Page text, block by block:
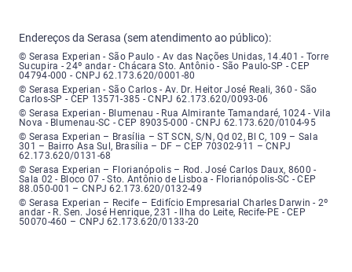
Endereços da Serasa (sem atendimento ao público):
Serasa Experian - São Paulo - Endereço: Avenida das Nações Unidas,
© Serasa Experian - São Paulo - Av das Nações Unidas, 14.401 - Torre
Sucupira - 24º andar - Chácara Sto. Antônio - São Paulo-SP - CEP
04794-000 - CNPJ 62.173.620/0001-80
Serasa Experian - São Carlos - Endereço: Avenida Doutor Heitor José
© Serasa Experian - São Carlos - Av. Dr. Heitor José Reali, 360 - São
Carlos-SP - CEP 13571-385 - CNPJ 62.173.620/0093-06
Serasa Experian - Blumenau - Endereço: Rua Almirante Tamandaré,
© Serasa Experian - Blumenau - Rua Almirante Tamandaré, 1024 - Vila
Nova - Blumenau-SC - CEP 89035-000 - CNPJ 62.173.620/0104-95
Serasa Experian - Brasília, Endereço: Setor Comercial Norte, sem
© Serasa Experian – Brasília – ST SCN, S/N, Qd 02, Bl C, 109 – Sala
301 – Bairro Asa Sul, Brasília – DF – CEP 70302-911 – CNPJ
62.173.620/0131-68
Serasa Experian - Florianópolis, Endereço: Rodovia José Carlos, número
© Serasa Experian – Florianópolis – Rod. José Carlos Daux, 8600 -
Sala 02 - Bloco 07 - Sto. Antônio de Lisboa - Florianópolis-SC - CEP
88.050-001 – CNPJ 62.173.620/0132-49
Serasa Experian - Recife, Endereço: Edifício Empresarial Charles Darwin,
© Serasa Experian – Recife – Edifício Empresarial Charles Darwin - 2º
andar - R. Sen. José Henrique, 231 - Ilha do Leite, Recife-PE - CEP
50070-460 – CNPJ 62.173.620/0133-20